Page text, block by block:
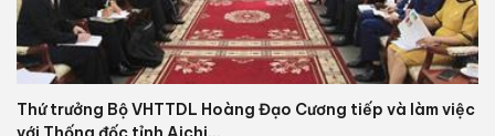
Thứ trưởng Bộ VHTTDL Hoàng Đạo Cương tiếp và làm việc